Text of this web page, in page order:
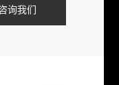
询我们